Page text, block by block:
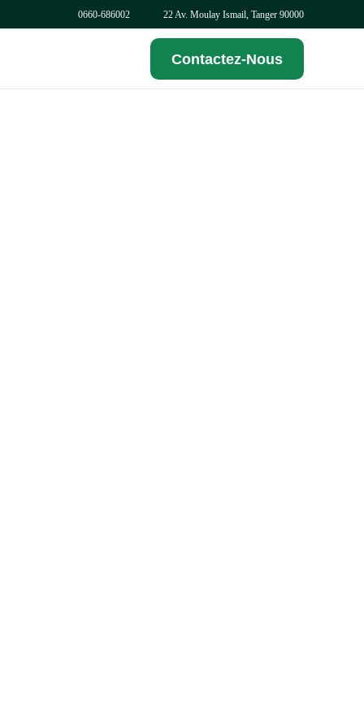
0660-686002 22 Av. Moulay Ismail, Tanger 90000
Contactez-Nous